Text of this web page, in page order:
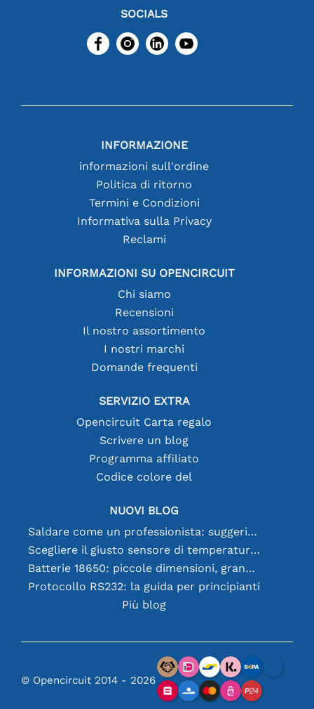
SOCIALS
INFORMAZIONE
informazioni sull'ordine
Politica di ritorno
Termini e Condizioni
Informativa sulla Privacy
Reclami
INFORMAZIONI SU OPENCIRCUIT
Chi siamo
Recensioni
Il nostro assortimento
I nostri marchi
Domande frequenti
SERVIZIO EXTRA
Opencircuit Carta regalo
Scrivere un blog
Programma affiliato
Codice colore del
NUOVI BLOG
Saldare come un professionista: suggerimenti per connessioni elettroniche perfette
Scegliere il giusto sensore di temperatura [youtube]
Batterie 18650: piccole dimensioni, grandi prestazioni
Protocollo RS232: la guida per principianti
Più blog
© Opencircuit 2014 - 2026